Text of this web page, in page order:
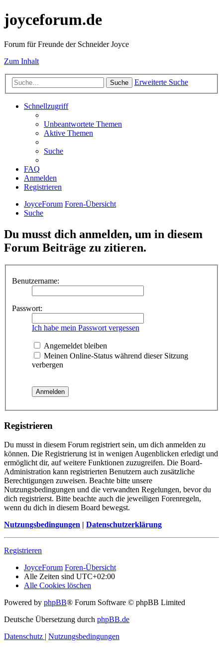
joyceforum.de
Forum für Freunde der Schneider Joyce
Zum Inhalt
Suche Erweiterte Suche
Schnellzugriff
Unbeantwortete Themen
Aktive Themen
Suche
FAQ
Anmelden
Registrieren
JoyceForum Foren-Übersicht
Suche
Du musst dich anmelden, um in diesem
Forum Beiträge zu zitieren.
Benutzername:
Passwort:
Ich habe mein Passwort vergessen
Angemeldet bleiben
Meinen Online-Status während dieser Sitzung
verbergen
Registrieren
Du musst in diesem Forum registriert sein, um dich anmelden zu
können. Die Registrierung ist in wenigen Augenblicken erledigt und
ermöglicht dir, auf weitere Funktionen zuzugreifen. Die Board-
Administration kann registrierten Benutzern auch zusätzliche
Berechtigungen zuweisen. Beachte bitte unsere
Nutzungsbedingungen und die verwandten Regelungen, bevor du
dich registrierst. Bitte beachte auch die jeweiligen Forenregeln,
wenn du dich in diesem Board bewegst.
Nutzungsbedingungen | Datenschutzerklärung
Registrieren
JoyceForum Foren-Übersicht
Alle Zeiten sind UTC+02:00
Alle Cookies löschen
Powered by phpBB® Forum Software © phpBB Limited
Deutsche Übersetzung durch phpBB.de
Datenschutz | Nutzungsbedingungen